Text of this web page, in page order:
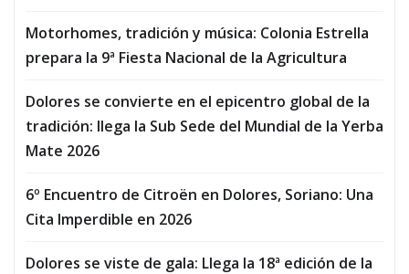
Motorhomes, tradición y música: Colonia Estrella
prepara la 9ª Fiesta Nacional de la Agricultura
Dolores se convierte en el epicentro global de la
tradición: llega la Sub Sede del Mundial de la Yerba
Mate 2026
6º Encuentro de Citroën en Dolores, Soriano: Una
Cita Imperdible en 2026
Dolores se viste de gala: Llega la 18ª edición de la